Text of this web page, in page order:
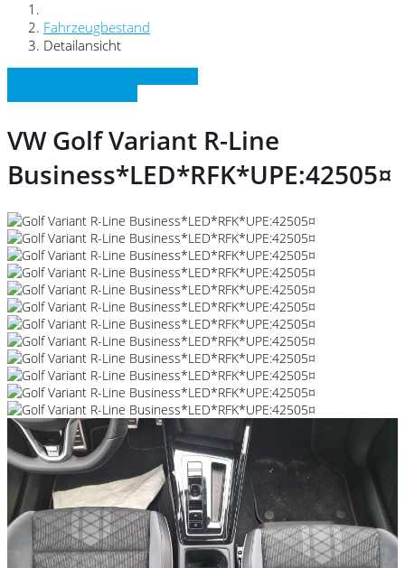
Fahrzeugbestand
Detailansicht
VW Golf Variant R-Line
Business*LED*RFK*UPE:42505¤